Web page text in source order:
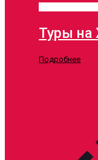
Туры на
Подробнее